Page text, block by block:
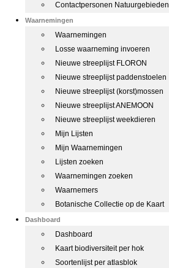
Contactpersonen Natuurgebieden
Waarnemingen
Waarnemingen
Losse waarneming invoeren
Nieuwe streeplijst FLORON
Nieuwe streeplijst paddenstoelen
Nieuwe streeplijst (korst)mossen
Nieuwe streeplijst ANEMOON
Nieuwe streeplijst weekdieren
Mijn Lijsten
Mijn Waarnemingen
Lijsten zoeken
Waarnemingen zoeken
Waarnemers
Botanische Collectie op de Kaart
Dashboard
Dashboard
Kaart biodiversiteit per hok
Soortenlijst per atlasblok